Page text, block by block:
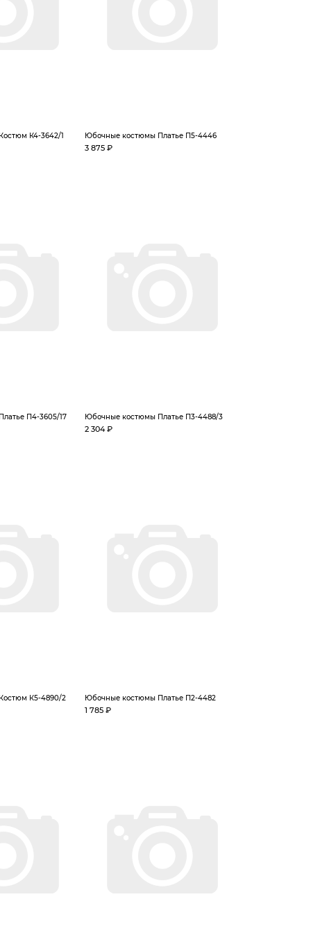
К4-3642/1 Юбочные костюмы Платье П5-4446
3 875 ₽
П4-3605/17 Юбочные костюмы Платье П3-4488/3
2 304 ₽
К5-4890/2 Юбочные костюмы Платье П2-4482
1 785 ₽